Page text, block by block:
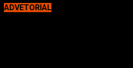
ADVETORIAL